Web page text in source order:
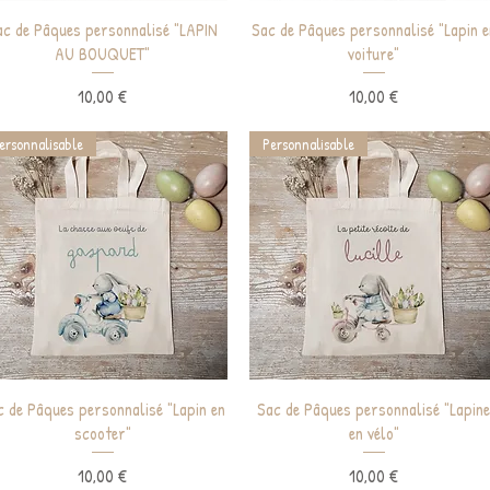
Aperçu rapide
de Pâques personnalisé "LAPIN
AU BOUQUET"
Prix
10,00 €
Aperçu rapide
Sac de Pâques personnalisé "Lapin
voiture"
Prix
10,00 €
Aperçu rapide
de Pâques personnalisé "Lapin en
scooter"
Prix
10,00 €
Aperçu rapide
Personnalisable
Sac de Pâques personnalisé "Lapine
en vélo"
Prix
10,00 €